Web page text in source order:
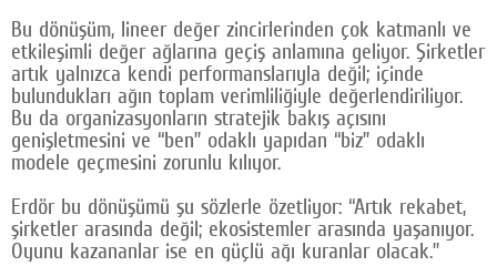
Bu dönüşüm, lineer değer zincirlerinden çok katmanlı ve
etkileşimli değer ağlarına geçiş anlamına geliyor. Şirketler
artık yalnızca kendi performanslarıyla değil; içinde
bulundukları ağın toplam verimliliğiyle değerlendiriliyor.
Bu da organizasyonların stratejik bakış açısını
genişletmesini ve “ben” odaklı yapıdan “biz” odaklı
modele geçmesini zorunlu kılıyor.
Erdör bu dönüşümü şu sözlerle özetliyor: “Artık rekabet,
şirketler arasında değil; ekosistemler arasında yaşanıyor.
Oyunu kazananlar ise en güçlü ağı kuranlar olacak.”